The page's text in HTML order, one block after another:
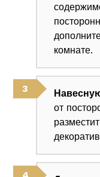
комнате.
от